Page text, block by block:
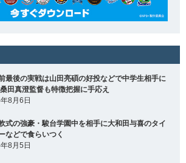
最後の実戦は山田亮碩の好投などで中学生相手に
田真澄監督も特徴把握に手応え
8月6日
式の強豪・駿台学園中を相手に大和田与喜のタイ
などで食らいつく
8月5日